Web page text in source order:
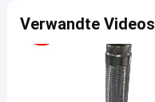
Verwandte Videos